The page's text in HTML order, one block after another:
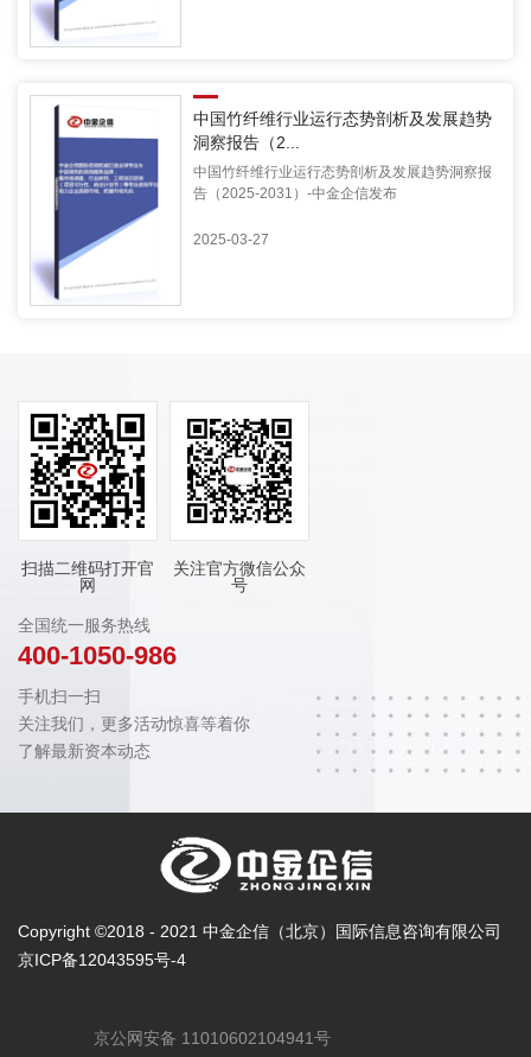
中国竹纤维行业运行态势剖析及发展趋势
洞察报告（2...
中国竹纤维行业运行态势剖析及发展趋势洞察报
告（2025-2031）-中金企信发布
2025-03-27
扫描二维码打开官
网
关注官方微信公众
号
全国统一服务热线
400-1050-986
手机扫一扫
关注我们，更多活动惊喜等着你
了解最新资本动态
Copyright ©2018 - 2021 中金企信（北京）国际信息咨询有限公司
京ICP备12043595号-4
京公网安备 11010602104941号